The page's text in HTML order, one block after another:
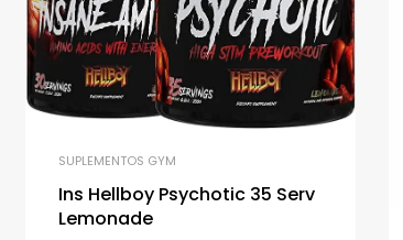
SUPLEMENTOS GYM
Ins Hellboy Psychotic 35 Serv
Lemonade